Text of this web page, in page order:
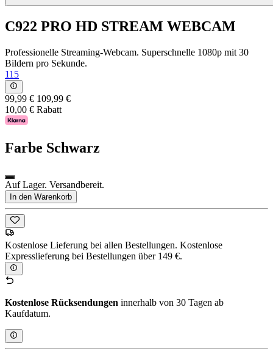
C922 PRO HD STREAM WEBCAM
Professionelle Streaming-Webcam. Superschnelle 1080p mit 30
Bildern pro Sekunde.
115
99,99 € 109,99 €
10,00 € Rabatt
Farbe Schwarz
Auf Lager. Versandbereit.
In den Warenkorb
Kostenlose Lieferung bei allen Bestellungen. Kostenlose
Expresslieferung bei Bestellungen über 149 €.
Kostenlose Rücksendungen innerhalb von 30 Tagen ab
Kaufdatum.